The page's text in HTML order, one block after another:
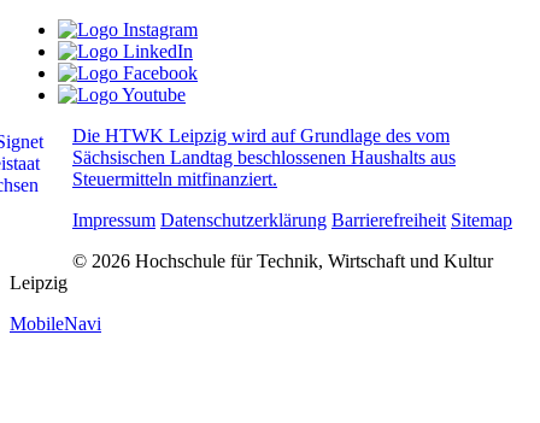
Die HTWK Leipzig wird auf Grundlage des vom
Sächsischen Landtag beschlossenen Haushalts aus
Steuermitteln mitfinanziert.
Impressum Datenschutzerklärung Barrierefreiheit Sitemap
© 2026 Hochschule für Technik, Wirtschaft und Kultur
Leipzig
MobileNavi